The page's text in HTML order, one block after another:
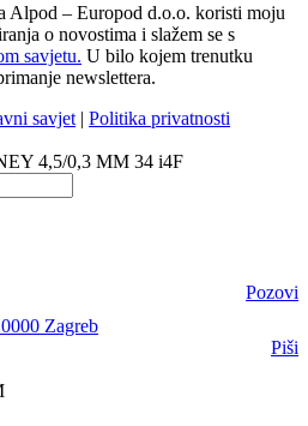
Alpod – Europod d.o.o. koristi moju
o novostima i slažem se s
savjetu. U bilo kojem trenutku
newslettera.
savjet | Politika privatnosti
Pozovi
Zagreb
Piši